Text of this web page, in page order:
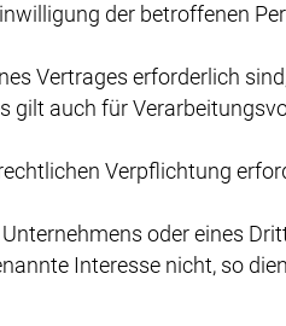
der betroffenen
Vertrages erforderlich
gilt auch für
Verpflichtung
oder eines
Interesse nicht, so